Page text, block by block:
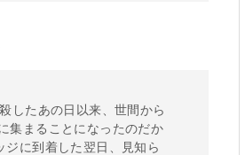
したあの日以来、世間から
集まることになったのだか
に到着した翌日、見知ら